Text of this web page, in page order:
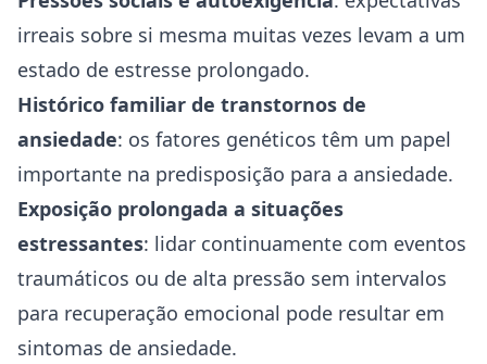
irreais sobre si mesma muitas vezes levam a um
estado de estresse prolongado.
Histórico familiar de transtornos de
ansiedade: os fatores genéticos têm um papel
importante na predisposição para a ansiedade.
Exposição prolongada a situações
estressantes: lidar continuamente com eventos
traumáticos ou de alta pressão sem intervalos
para recuperação emocional pode resultar em
sintomas de ansiedade.